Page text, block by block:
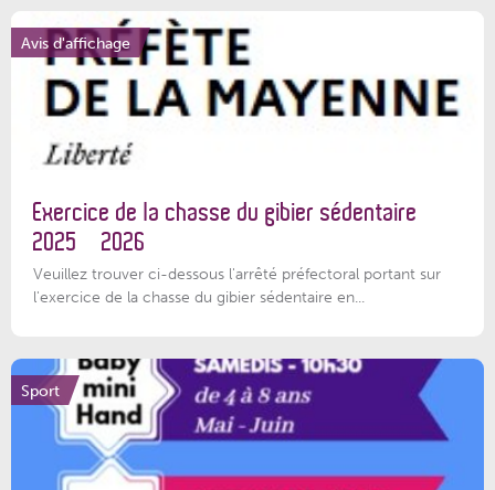
Avis d'affichage
Exercice de la chasse du gibier sédentaire
2025 – 2026
Veuillez trouver ci-dessous l'arrêté préfectoral portant sur
l'exercice de la chasse du gibier sédentaire en...
Sport